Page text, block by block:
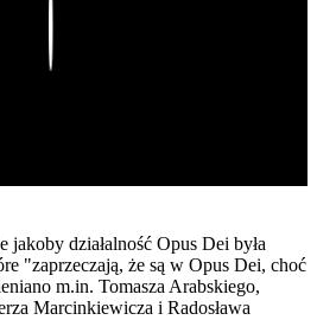
jakoby działalność Opus Dei była
"zaprzeczają, że są w Opus Dei, choć
m.in. Tomasza Arabskiego,
Marcinkiewicza i Radosława